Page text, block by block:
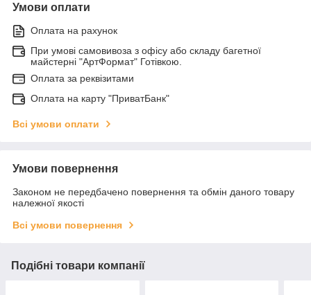
Умови оплати
Оплата на рахунок
При умові самовивоза з офісу або складу багетної
майстерні "АртФормат" Готівкою.
Оплата за реквізитами
Оплата на карту "ПриватБанк"
Всі умови оплати
Умови повернення
Законом не передбачено повернення та обмін даного товару
належної якості
Всі умови повернення
Подібні товари компанії